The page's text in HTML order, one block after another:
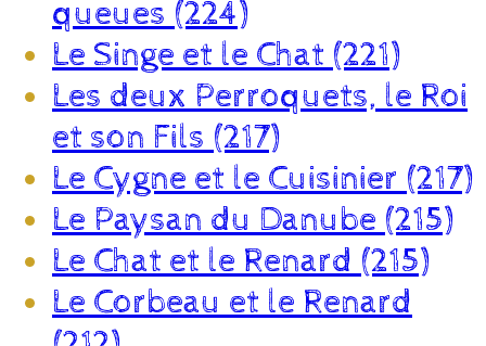
queues (224)
Le Singe et le Chat (221)
Les deux Perroquets, le Roi
et son Fils (217)
Le Cygne et le Cuisinier (217)
Le Paysan du Danube (215)
Le Chat et le Renard (215)
Le Corbeau et le Renard